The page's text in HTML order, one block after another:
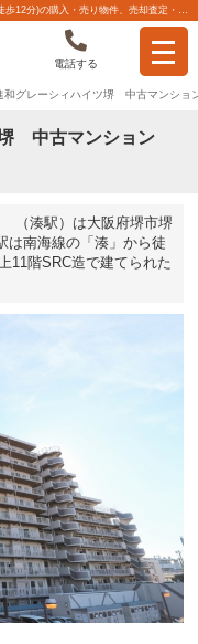
進和グレーシィハイツ堺 中古マンション （湊駅）(湊駅から徒歩12分)の購入・売り物件、売却査定・相場・売却価格マンション情報｜株式会社リアンホーム
電話する
和グレーシィハイツ堺 中古マンシ
堺 中古マンション
（湊駅）は大阪府堺市堺
は南海線の「湊」から徒
11階SRC造で建てられた